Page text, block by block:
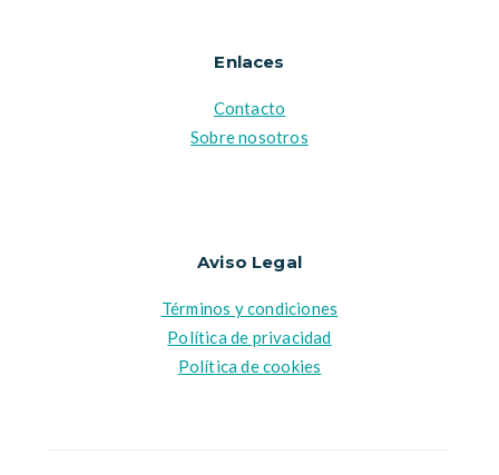
Enlaces
Contacto
Sobre nosotros
Aviso Legal
Términos y condiciones
Política de privacidad
Política de cookies